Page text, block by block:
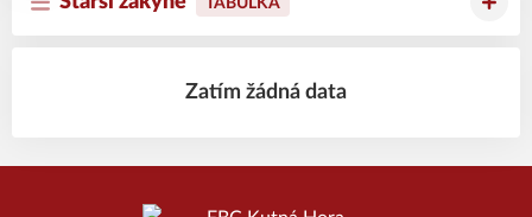
TABULKA
Zatím žádná data